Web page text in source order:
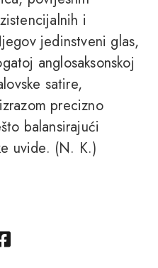
i
jedinstveni glas,
anglosaksonskoj
satire,
precizno
balansirajući
uvide. (N. K.)